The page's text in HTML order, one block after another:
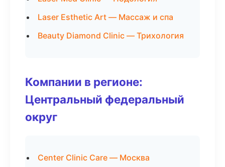
Laser Esthetic Art — Массаж и спа
Beauty Diamond Clinic — Трихология
Компании в регионе:
Центральный федеральный
округ
Center Clinic Care — Москва